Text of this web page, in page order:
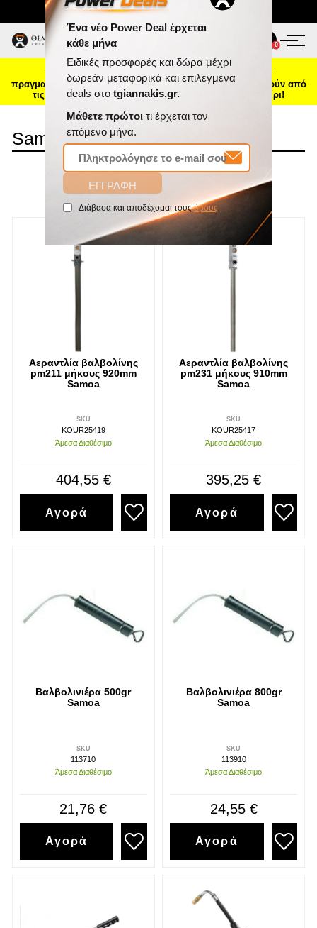
Τηλ. Παραγγελίες: 2103469100
ΠΡΟΪΌΝΤΑ
ΠΡΟΣΦΟΡΈΣ
ΝΈΕΣ ΑΦΊΞΕΙΣ
ΕΠΙΚΟΙΝΩΝΊΑ
ΝΈΑ & ΆΡΘΡΑ
0
☀️ Καλοκαιρινή ενημέρωση: Οι παραγγελίες που θα
πραγματοποιηθούν από 7 έως 16 Αυγούστου θα αποσταλούν από
τις 17 Αυγούστου, λόγω θερινής άδειας. Καλό καλοκαίρι!
Samoa
ΤΑΞΙΝΌΜΗΣΗ
ΑΝΆ ΣΕΛΊΔΑ
Αεραντλία βαλβολίνης
pm211 μήκους 920mm
Samoa
SKU
KOUR25419
Άμεσα Διαθέσιμο
404,55 €
Αγορά
Αεραντλία βαλβολίνης
pm231 μήκους 910mm
Samoa
SKU
KOUR25417
Άμεσα Διαθέσιμο
395,25 €
Αγορά
Βαλβολινιέρα 500gr
Samoa
SKU
113710
Άμεσα Διαθέσιμο
21,76 €
Αγορά
Βαλβολινιέρα 800gr
Samoa
SKU
113910
Άμεσα Διαθέσιμο
24,55 €
Αγορά
Ένα νέο Power Deal έρχεται
Ειδικές προσφορές και δώρα μέχρι
δωρεάν μεταφορικά και επιλεγμένα
Μάθετε πρώτοι
Διάβασα και αποδέχομαι τους όρους